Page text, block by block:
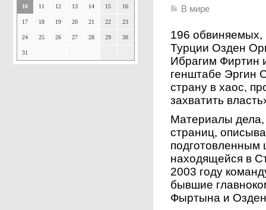
10 11 12 13 14 15 16
17 18 19 20 21 22 23
24 25 26 27 28 29 30
31
В мире
196 обвиняемых,
Турции Озден
Ибрагим Фиртин
генштабе Эргин
страну в хаос,
захватить
Материалы дела,
страниц,
находящейся в
2003 году
бывшие
Фыртына и